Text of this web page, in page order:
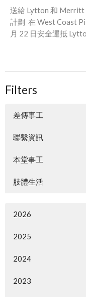
送給 Lytton 和 Merritt
計劃 在 West Coast
月 22 日安全運抵
Filters
差傳事工
聯繫資訊
本堂事工
肢體生活
2026
2025
2024
2023